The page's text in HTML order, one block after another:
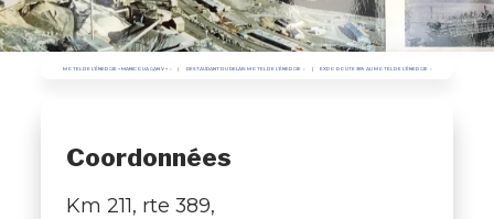
MOTEL DE L'ÉNERGIE « MANICOUAGAN V » RESTAURANT DU RELAIS MOTEL DE L'ÉNERGIE EXPO ROUTE 389 AU MOTEL DE L'ÉNERGIE
Coordonnées
Km 211, rte 389,